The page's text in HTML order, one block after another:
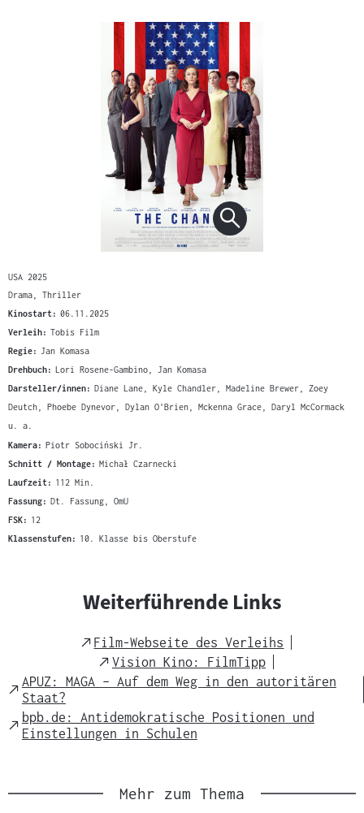
USA 2025
Drama, Thriller
Kinostart: 06.11.2025
Verleih: Tobis Film
Regie: Jan Komasa
Drehbuch: Lori Rosene-Gambino, Jan Komasa
Darsteller/innen: Diane Lane, Kyle Chandler, Madeline Brewer, Zoey
Deutch, Phoebe Dynevor, Dylan O'Brien, Mckenna Grace, Daryl McCormack
u. a.
Kamera: Piotr Sobociński Jr.
Schnitt / Montage: Michał Czarnecki
Laufzeit: 112 Min.
Fassung: Dt. Fassung, OmU
FSK: 12
Klassenstufen: 10. Klasse bis Oberstufe
Weiterführende Links
External
Link
Film-Webseite des Verleihs
External
Link
Vision Kino: FilmTipp
External
Link
APUZ: MAGA – Auf dem Weg in den autoritären
Staat?
External
Link
bpb.de: Antidemokratische Positionen und
Einstellungen in Schulen
Mehr zum Thema